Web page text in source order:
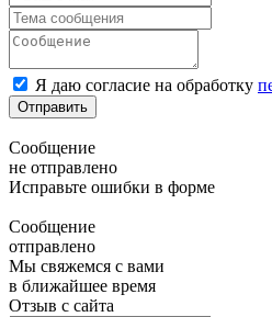
Я даю согласие на обработку
Отправить
Сообщение
не отправлено
Исправьте ошибки в форме
Сообщение
отправлено
Мы свяжемся с вами
в ближайшее время
Отзыв с сайта